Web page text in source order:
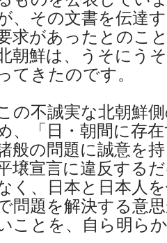
、その文書を伝達
求があったとのこ
朝鮮は、うそにう
てきたのです。
の不誠実な北朝鮮
、「日・朝間に存
般の問題に誠意を
壌宣言に違反する
く、日本と日本人
問題を解決する意
ことを、自ら明ら